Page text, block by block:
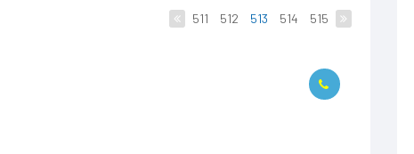
511 512 513 514 515